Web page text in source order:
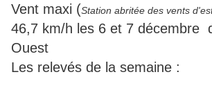
Vent maxi (Station abritée des vents
46,7 km/h les 6 et 7 décembre
Ouest
Les relevés de la semaine :